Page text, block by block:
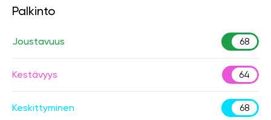
Palkinto
Joustavuus 68
Kestävyys 64
Keskittyminen 68